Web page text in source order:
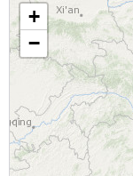
+
−